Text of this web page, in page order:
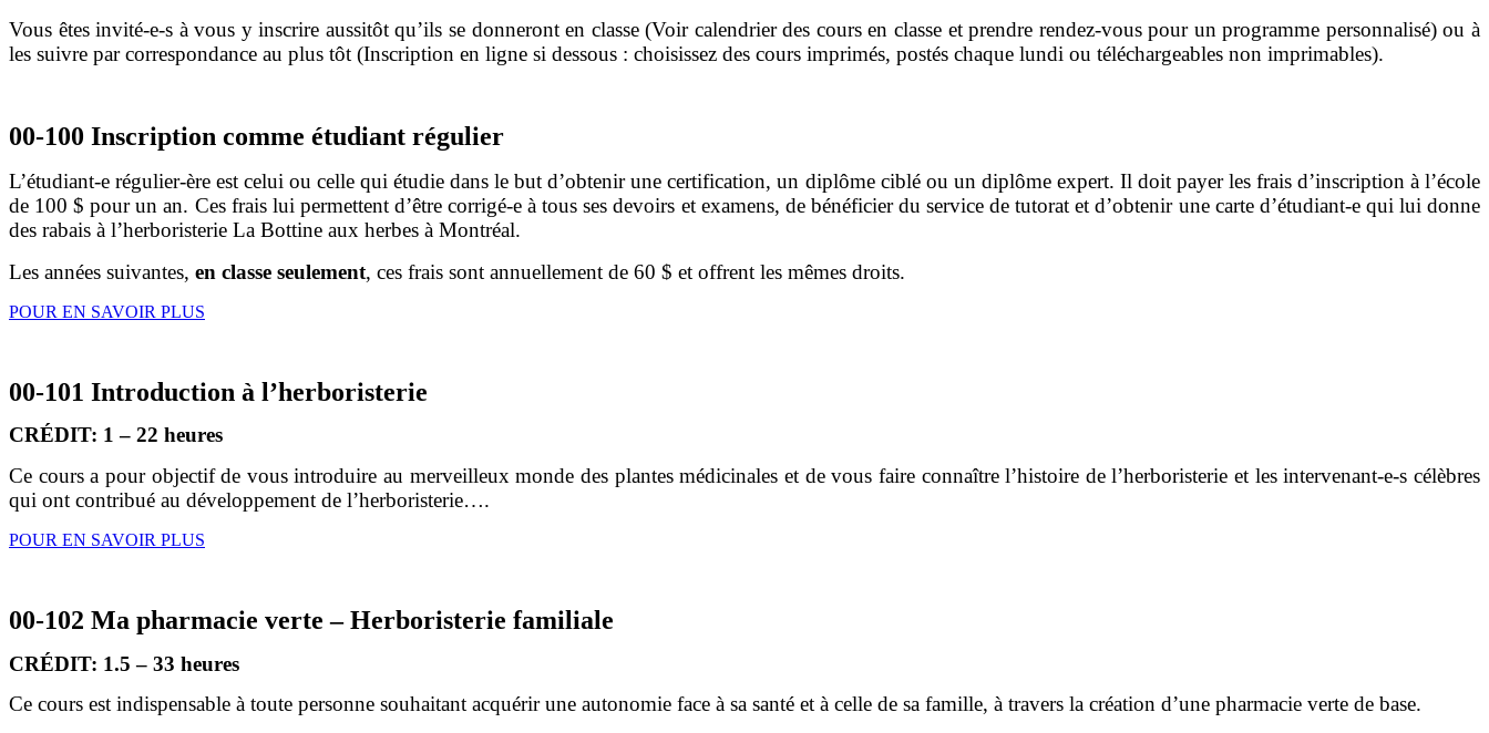
Vous êtes invité-e-s à vous y inscrire aussitôt qu’ils se donneront en classe (Voir calendrier des cours en classe et prendre rendez-vous pour un programme personnalisé) ou à
les suivre par correspondance au plus tôt (Inscription en ligne si dessous : choisissez des cours imprimés, postés chaque lundi ou téléchargeables non imprimables).
00-100 Inscription comme étudiant régulier
L’étudiant-e régulier-ère est celui ou celle qui étudie dans le but d’obtenir une certification, un diplôme ciblé ou un diplôme expert. Il doit payer les frais d’inscription à l’école
de 100 $ pour un an. Ces frais lui permettent d’être corrigé-e à tous ses devoirs et examens, de bénéficier du service de tutorat et d’obtenir une carte d’étudiant-e qui lui donne
des rabais à l’herboristerie La Bottine aux herbes à Montréal.
Les années suivantes, en classe seulement, ces frais sont annuellement de 60 $ et offrent les mêmes droits.
POUR EN SAVOIR PLUS
00-101 Introduction à l’herboristerie
CRÉDIT: 1 – 22 heures
Ce cours a pour objectif de vous introduire au merveilleux monde des plantes médicinales et de vous faire connaître l’histoire de l’herboristerie et les intervenant-e-s célèbres
qui ont contribué au développement de l’herboristerie….
POUR EN SAVOIR PLUS
00-102 Ma pharmacie verte – Herboristerie familiale
CRÉDIT: 1.5 – 33 heures
Ce cours est indispensable à toute personne souhaitant acquérir une autonomie face à sa santé et à celle de sa famille, à travers la création d’une pharmacie verte de base.